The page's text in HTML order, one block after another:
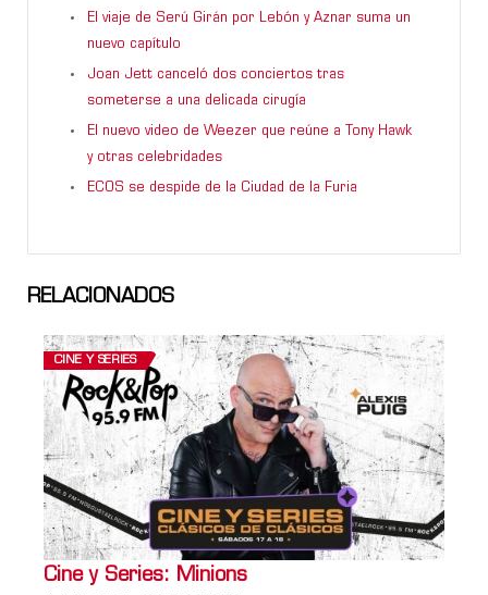
El viaje de Serú Girán por Lebón y Aznar suma un
nuevo capítulo
Joan Jett canceló dos conciertos tras
someterse a una delicada cirugía
El nuevo video de Weezer que reúne a Tony Hawk
y otras celebridades
ECOS se despide de la Ciudad de la Furia
RELACIONADOS
CINE Y SERIES
Cine y Series: Minions